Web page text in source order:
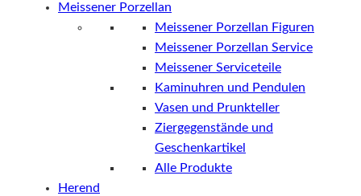
Meissener Porzellan
Meissener Porzellan Figuren
Meissener Porzellan Service
Meissener Serviceteile
Kaminuhren und Pendulen
Vasen und Prunkteller
Ziergegenstände und
Geschenkartikel
Alle Produkte
Herend